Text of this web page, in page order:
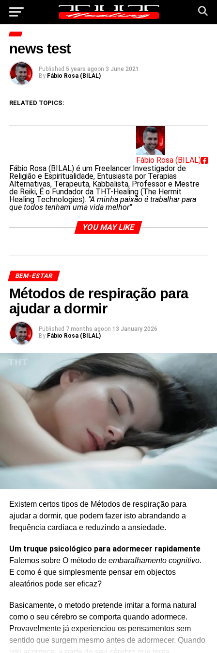
news test
Published 5 years agoon 3 June 2021
By Fábio Rosa (BILAL)
RELATED TOPICS:
Fábio Rosa (BILAL)
Fábio Rosa (BILAL) é um Freelancer Investigador de
Religião e Espiritualidade, Entusiasta por Terapias
Alternativas, Terapeuta, Kabbalista, Professor e Mestre
de Reiki, É o Fundador da THT-Healing (The Hermit
Healing Technologies). "A minha paixão é trabalhar para
que todos tenham uma vida melhor"
YOU MAY LIKE
BEM-ESTAR
Métodos de respiração para
ajudar a dormir
Published 7 months agoon 13 January 2026
By Fábio Rosa (BILAL)
Existem certos tipos de Métodos de respiração para
ajudar a dormir, que podem fazer isto abrandando a
frequência cardíaca e reduzindo a ansiedade.
Um truque psicológico para adormecer rapidamente
Falemos sobre O método de embaralhamento cognitivo.
E como é que simplesmente pensar em objectos
aleatórios pode ser eficaz?
Basicamente, o metodo pretende imitar a forma natural
como o seu cérebro se comporta quando adormece.
Provavelmente já experienciou os pensamentos sem
sentido que surgem mesmo antes de adormecer. Quando